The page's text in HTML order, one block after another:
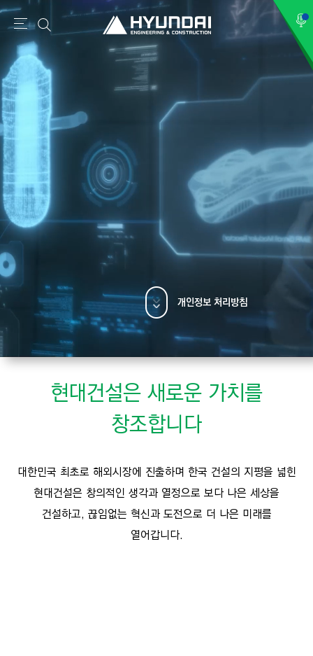
현
대
Y
U
N
D
I
E
N
G
I
E
E
R
&
C
O
메
뉴
검
메
뉴
검
개인정보 처리방침
현대건설은 새로운 가치를
창조합니다
대한민국 최초로 해외시장에 진출하며 한국 건설의 지평을 넓힌
현대건설은 창의적인 생각과 열정으로 보다 나은 세상을
건설하고, 끊임없는 혁신과 도전으로 더 나은 미래를
열어갑니다.